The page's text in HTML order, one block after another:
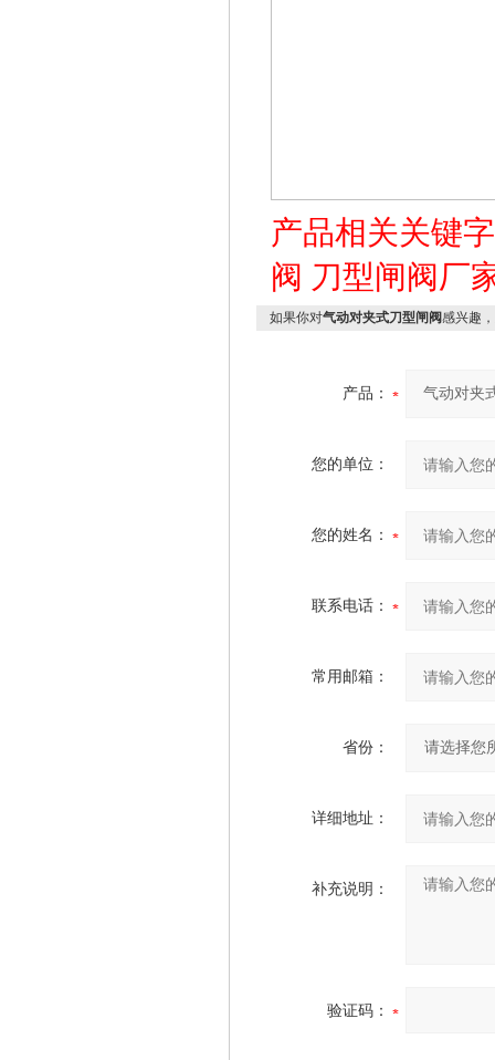
产品相关关键
阀 刀型闸阀厂
如果你对气动对夹式刀型闸阀感兴趣
产品：
您的单位：
您的姓名：
联系电话：
常用邮箱：
省份：
详细地址：
补充说明：
验证码：